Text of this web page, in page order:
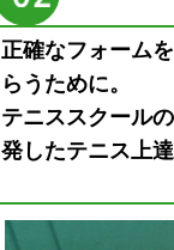
正確なフォーム
らうために。
テニススクール
発したテニス上